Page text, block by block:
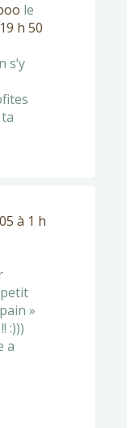
le
h 50
s’y
à 1 h
»
:)))
a